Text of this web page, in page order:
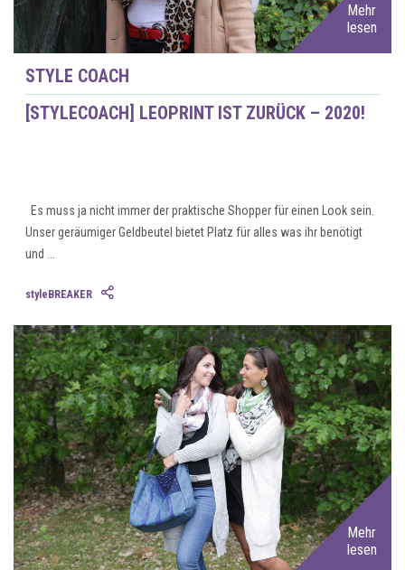
Mehr
lesen
STYLE COACH
[STYLECOACH] LEOPRINT IST ZURÜCK – 2020!
Es muss ja nicht immer der praktische Shopper für einen Look sein.
Unser geräumiger Geldbeutel bietet Platz für alles was ihr benötigt
und ...
styleBREAKER
Mehr
lesen